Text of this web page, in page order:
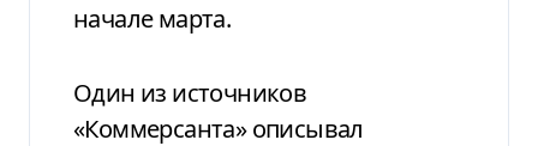
начале марта.
Один из источников
«Коммерсанта» описывал